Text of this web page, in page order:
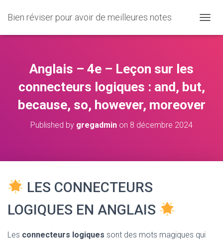
Bien réviser pour avoir de meilleures notes
U
E
I
Anglais – 4e – Leçon sur les
connecteurs logiques : and, but,
because, so, however, moreover
Published by gregadmin on 8 décembre 2024
LES CONNECTEURS
LOGIQUES EN ANGLAIS
Les connecteurs logiques sont des mots magiques qui